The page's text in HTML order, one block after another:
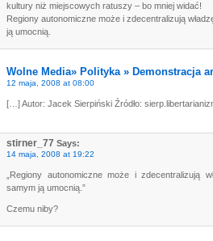
kultury niż miejscowych ratuszy – bo mniej widać!
Regiony autonomiczne może i zdecentralizują
ją umocnią.
Wolne Media» Polityka » Demonstracja
12 maja, 2008 at 08:00
[…] Autor: Jacek Sierpiński Źródło:
stirner_77 Says:
14 maja, 2008 at 19:22
„Regiony autonomiczne może i zdecentralizują
samym ją umocnią.”
Czemu niby?